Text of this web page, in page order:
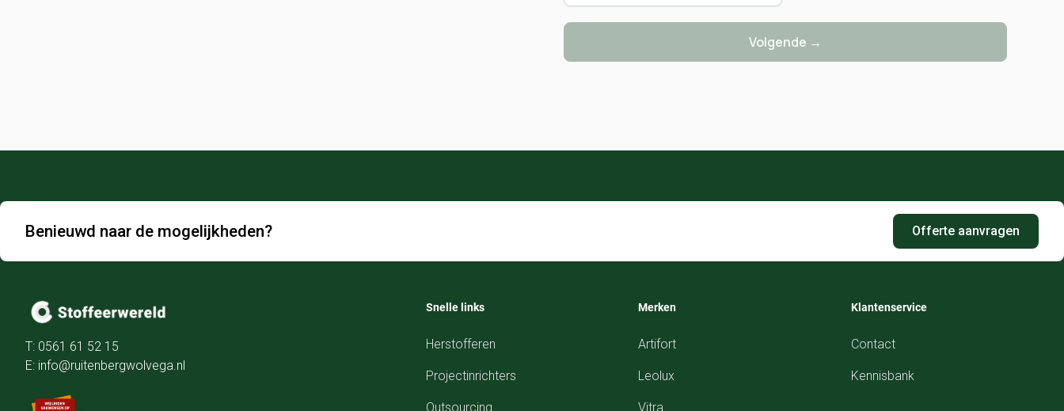
Volgende →
Benieuwd naar de mogelijkheden? Offerte aanvragen
T: 0561 61 52 15
E: info@ruitenbergwolvega.nl
Snelle links
Herstofferen
Projectinrichters
Outsourcing
Merken
Artifort
Leolux
Vitra
Klantenservice
Contact
Kennisbank